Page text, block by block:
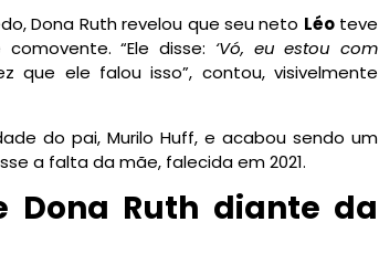
Dona Ruth revelou que seu neto Léoteve
“Ele disse: ‘Vó, eu estou com
que ele falou isso”, contou, visivelmente
do pai, Murilo Huff, e acabou sendo um
a falta da mãe, falecida em 2021.
Dona Ruth diante da